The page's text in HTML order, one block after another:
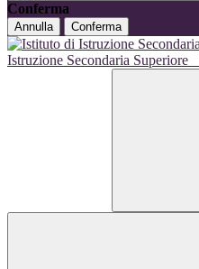
Conferma
Annulla Conferma
Istruzione Secondaria Superiore